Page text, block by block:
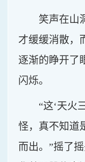
笑声在山
才缓缓消散，
逐渐的睁开了
闪烁。
“这‘天火
怪，真不知道
而出。”摇了